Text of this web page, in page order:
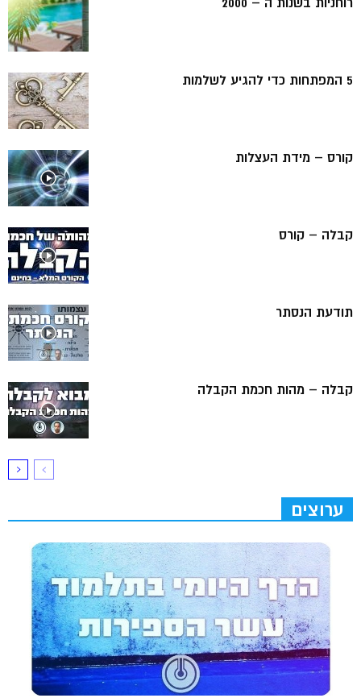
רוחניות בשנות ה – 2000
5 המפתחות כדי להגיע לשלמות
קורס – מידת העצלות
קבלה – קורס
תודעת הנסתר
קבלה – מהות חכמת הקבלה
ערוצים